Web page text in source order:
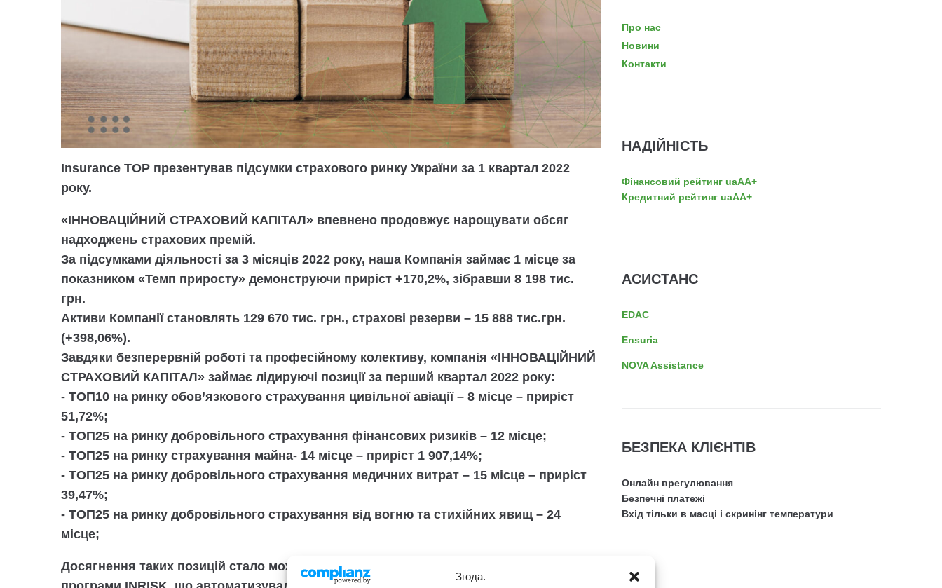
Згода.
Insurance TOP презентував підсумки cтрахового ринку України за 1 квартал 2022
року.
«ІННОВАЦІЙНИЙ СТРАХОВИЙ КАПІТАЛ» впевнено продовжує нарощувати обсяг
надходжень страхових премій.
За підсумками діяльності за 3 місяців 2022 року, наша Компанія займає 1 місце за
показником «Темп приросту» демонструючи приріст +170,2%, зібравши 8 198 тис.
грн.
Активи Компанії становлять 129 670 тис. грн., страхові резерви – 15 888 тис.грн.
(+398,06%).
Завдяки безперервній роботі та професійному колективу, компанія «ІННОВАЦІЙНИЙ
СТРАХОВИЙ КАПІТАЛ» займає лідируючі позиції за перший квартал 2022 року:
- ТОП10 на ринку обов’язкового страхування цивільної авіації – 8 місце – приріст
51,72%;
- ТОП25 на ринку добровільного страхування фінансових ризиків – 12 місце;
- ТОП25 на ринку страхування майна- 14 місце – приріст 1 907,14%;
- ТОП25 на ринку добровільного страхування медичних витрат – 15 місце – приріст
39,47%;
- ТОП25 на ринку добровільного страхування від вогню та стихійних явищ – 24
місце;
Досягнення таких позицій стало можливим завдяки впровадженню в компанії
Про нас
Новини
Контакти
НАДІЙНІСТЬ
Фінансовий рейтинг uaAA+
Кредитний рейтинг uaAA+
АСИСТАНС
EDAC
Ensuria
NOVA Assistance
БЕЗПЕКА КЛІЄНТІВ
Онлайн врегулювання
Безпечні платежі
Вхід тільки в масці і скринінг температури